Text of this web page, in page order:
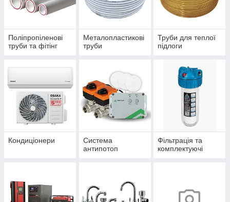
Поліпропіленові
труби та фітінг
Металопластикові
труби
Труби для теплої
підлоги
Кондиціонери
Система
антипотоп
Фільтрація та
комплектуючі